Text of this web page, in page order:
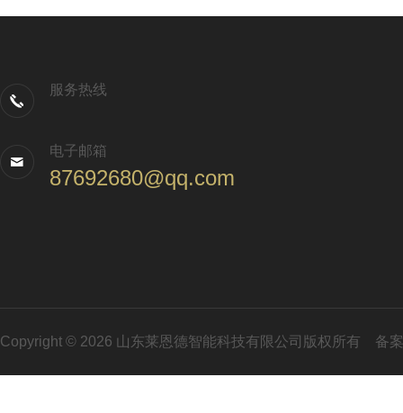
服务热线
电子邮箱
87692680@qq.com
Copyright © 2026 山东莱恩德智能科技有限公司版权所有 备